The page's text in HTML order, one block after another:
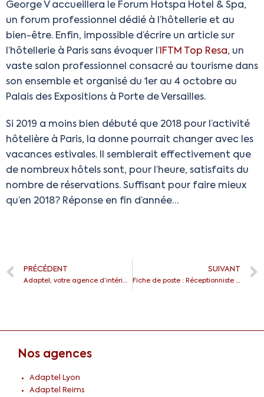
George V accueillera le Forum Hotspa Hotel & Spa,
un forum professionnel dédié à l’hôtellerie et au
bien-être. Enfin, impossible d’écrire un article sur
l’hôtellerie à Paris sans évoquer l’ IFTM Top Resa, un
vaste salon professionnel consacré au tourisme dans
son ensemble et organisé du 1 er au 4 octobre au
Palais des Expositions à Porte de Versailles.
Si 2019 a moins bien débuté que 2018 pour l’activité
hôtelière à Paris, la donne pourrait changer avec les
vacances estivales. Il semblerait effectivement que
de nombreux hôtels sont, pour l’heure, satisfaits du
nombre de réservations. Suffisant pour faire mieux
qu’en 2018 ? Réponse en fin d’année…
PRÉCÉDENT
Adaptel, votre agence d’intérim à Lyon
SUIVANT
Fiche de poste : Réceptionniste de jour
Nos agences
Adaptel Lyon
Adaptel Reims